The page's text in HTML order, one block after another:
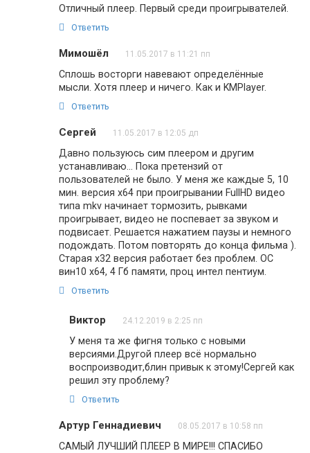
Отличный плеер. Первый среди проигрывателей.
Ответить
Мимошёл 11.05.2017 в 11:21 пп
Сплошь восторги навевают определённые
мысли. Хотя плеер и ничего. Как и KMPlayer.
Ответить
Сергей 11.05.2017 в 12:05 дп
Давно пользуюсь сим плеером и другим
устанавливаю… Пока претензий от
пользователей не было. У меня же каждые 5, 10
мин. версия х64 при проигрывании FullHD видео
типа mkv начинает тормозить, рывками
проигрывает, видео не поспевает за звуком и
подвисает. Решается нажатием паузы и немного
подождать. Потом повторять до конца фильма ).
Старая х32 версия работает без проблем. ОС
вин10 х64, 4 Гб памяти, проц интел пентиум.
Ответить
Виктор 24.12.2019 в 2:25 пп
У меня та же фигня только с новыми
версиями.Другой плеер всё нормально
воспроизводит,блин привык к этому!Сергей как
решил эту проблему?
Ответить
Артур Геннадиевич 08.05.2017 в 10:58 пп
САМЫЙ ЛУЧШИЙ ПЛЕЕР В МИРЕ!!! СПАСИБО